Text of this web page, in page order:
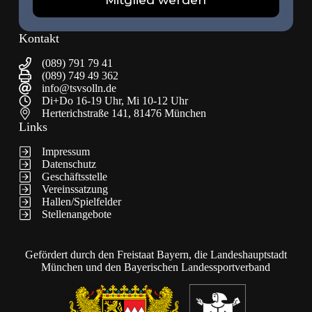
Kontakt
(089) 791 79 41
(089) 749 49 362
info@tsvsolln.de
Di+Do 16-19 Uhr, Mi 10-12 Uhr
Herterichstraße 141, 81476 München
Links
Impressum
Datenschutz
Geschäftsstelle
Vereinssatzung
Hallen/Spielfelder
Stellenangebote
Gefördert durch den Freistaat Bayern, die Landeshauptstadt
München und den Bayerischen Landessportverband